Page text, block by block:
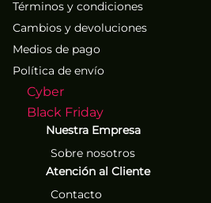
Términos y condiciones
Cambios y devoluciones
Medios de pago
Política de envío
Cyber
Black Friday
Nuestra Empresa
Sobre nosotros
Atención al Cliente
Contacto